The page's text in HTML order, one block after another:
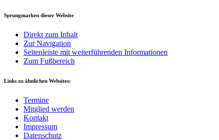
Sprungmarken dieser Website
Direkt zum Inhalt
Zur Navigation
Seitenleiste mit weiterführenden Informationen
Zum Fußbereich
Links zu ähnlichen Websites:
Termine
Mitglied werden
Kontakt
Impressum
Datenschutz